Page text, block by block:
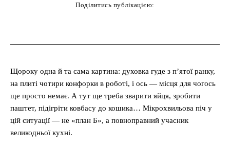
Поділитись публікацією:
Щороку одна й та сама картина: духовка гуде з п’ятої ранку,
на плиті чотири конфорки в роботі, і ось — місця для чогось
ще просто немає. А тут ще треба зварити яйця, зробити
паштет, підігріти ковбасу до кошика… Мікрохвильова піч у
цій ситуації — не «план Б», а повноправний учасник
великодньої кухні.